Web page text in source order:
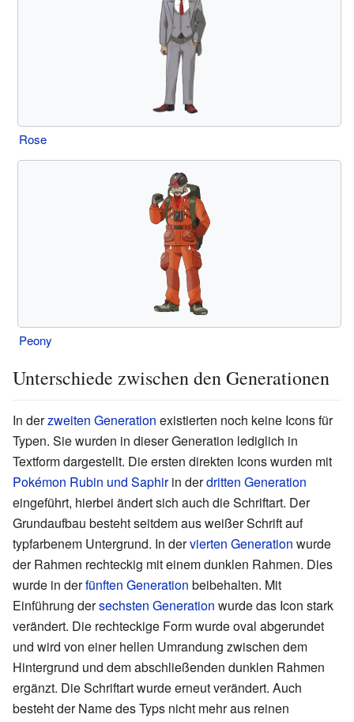
Rose
Peony
Unterschiede zwischen den Generationen
In derzweiten Generation existierten noch keine Icons für
Typen. Sie wurden in dieser Generation lediglich in
Textform dargestellt. Die ersten direkten Icons wurden mit
Pokémon Rubin und Saphirin derdritten Generation
eingeführt, hierbei ändert sich auch die Schriftart. Der
Grundaufbau besteht seitdem aus weißer Schrift auf
typfarbenem Untergrund. In dervierten Generation wurde
der Rahmen rechteckig mit einem dunklen Rahmen. Dies
wurde in derfünften Generation beibehalten. Mit
Einführung dersechsten Generation wurde das Icon stark
verändert. Die rechteckige Form wurde oval abgerundet
und wird von einer hellen Umrandung zwischen dem
Hintergrund und dem abschließenden dunklen Rahmen
ergänzt. Die Schriftart wurde erneut verändert. Auch
besteht der Name des Typs nicht mehr aus reinen